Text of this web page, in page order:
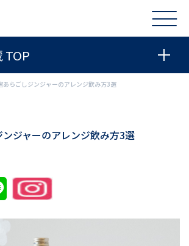
TOP
あらごしジンジャーのアレンジ飲み方3選
ジャーのアレンジ飲み方3選
Line